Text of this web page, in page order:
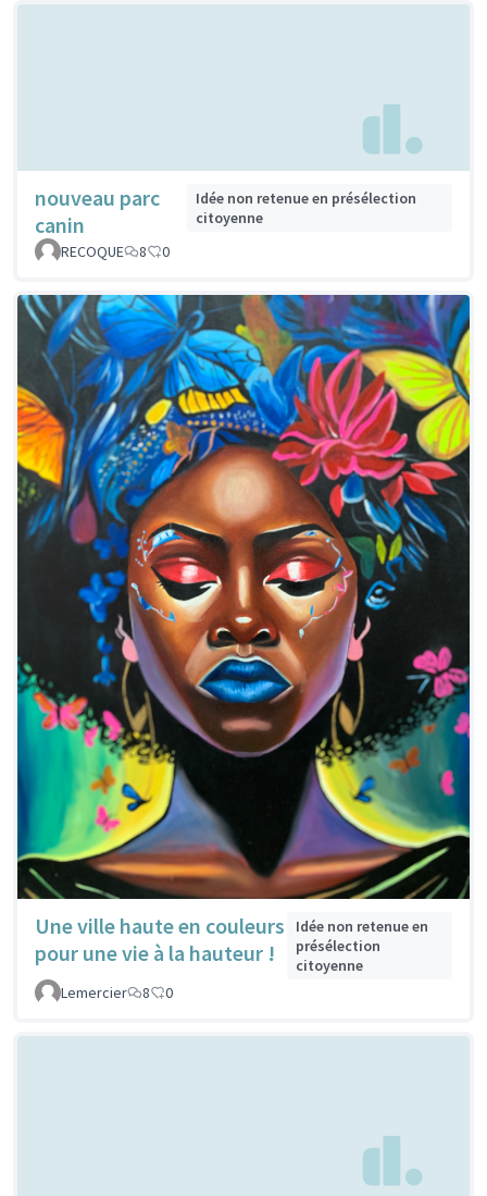
nouveau parc
canin
Idée non retenue en présélection
citoyenne
RECOQUE
8 0
Une ville haute en couleurs
pour une vie à la hauteur !
Idée non retenue en
présélection
citoyenne
Lemercier
8 0